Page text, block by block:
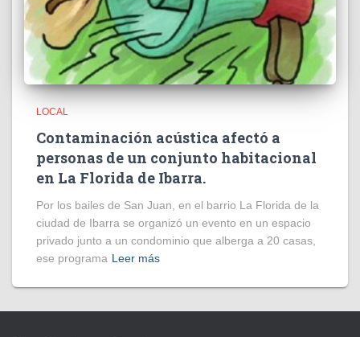
LOCAL
Contaminación acústica afectó a
personas de un conjunto habitacional
en La Florida de Ibarra.
Por los bailes de San Juan, en el barrio La Florida de la
ciudad de Ibarra se organizó un evento en un espacio
privado junto a un condominio que alberga a 20 casas,
ese programa Leer más